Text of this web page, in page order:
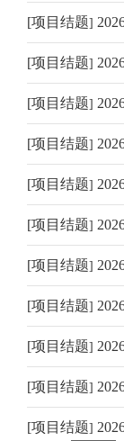
[项目结题]
[项目结题]
[项目结题]
[项目结题]
[项目结题]
[项目结题]
[项目结题]
[项目结题]
[项目结题]
[项目结题]
[项目结题]